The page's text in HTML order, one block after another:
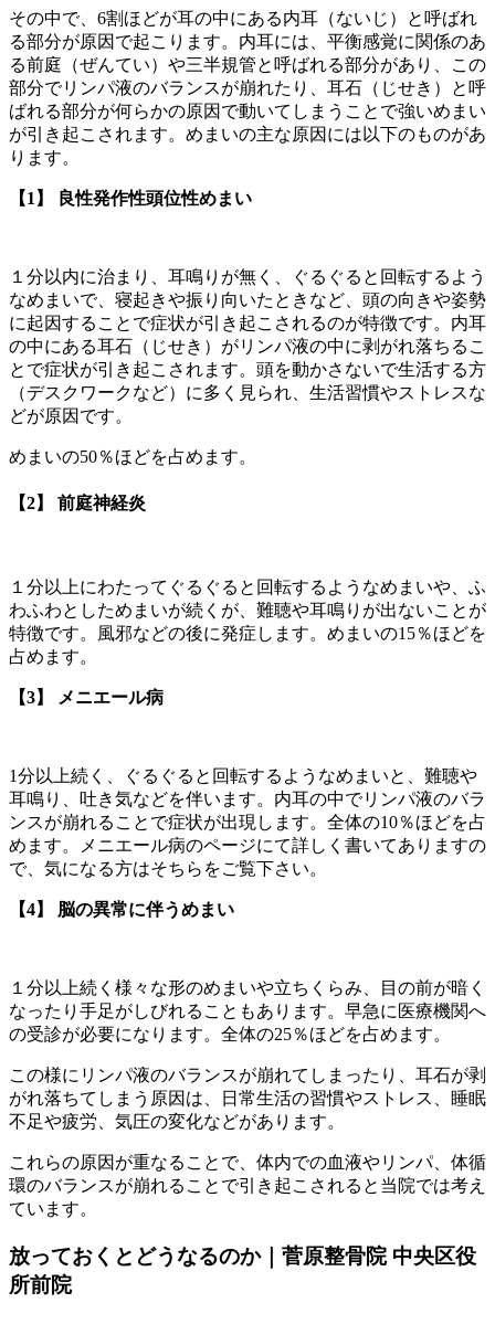
その中で、6割ほどが耳の中にある内耳（ないじ）と呼ばれ
る部分が原因で起こります。内耳には、平衡感覚に関係のあ
る前庭（ぜんてい）や三半規管と呼ばれる部分があり、この
部分でリンパ液のバランスが崩れたり、耳石（じせき）と呼
ばれる部分が何らかの原因で動いてしまうことで強いめまい
が引き起こされます。めまいの主な原因には以下のものがあ
ります。
【1】 良性発作性頭位性めまい
１分以内に治まり、耳鳴りが無く、ぐるぐると回転するよう
なめまいで、寝起きや振り向いたときなど、頭の向きや姿勢
に起因することで症状が引き起こされるのが特徴です。内耳
の中にある耳石（じせき）がリンパ液の中に剥がれ落ちるこ
とで症状が引き起こされます。頭を動かさないで生活する方
（デスクワークなど）に多く見られ、生活習慣やストレスな
どが原因です。
めまいの50％ほどを占めます。
【2】 前庭神経炎
１分以上にわたってぐるぐると回転するようなめまいや、ふ
わふわとしためまいが続くが、難聴や耳鳴りが出ないことが
特徴です。風邪などの後に発症します。めまいの15％ほどを
占めます。
【3】 メニエール病
1分以上続く、ぐるぐると回転するようなめまいと、難聴や
耳鳴り、吐き気などを伴います。内耳の中でリンパ液のバラ
ンスが崩れることで症状が出現します。全体の10％ほどを占
めます。メニエール病のページにて詳しく書いてありますの
で、気になる方はそちらをご覧下さい。
【4】 脳の異常に伴うめまい
１分以上続く様々な形のめまいや立ちくらみ、目の前が暗く
なったり手足がしびれることもあります。早急に医療機関へ
の受診が必要になります。全体の25％ほどを占めます。
この様にリンパ液のバランスが崩れてしまったり、耳石が剥
がれ落ちてしまう原因は、日常生活の習慣やストレス、睡眠
不足や疲労、気圧の変化などがあります。
これらの原因が重なることで、体内での血液やリンパ、体循
環のバランスが崩れることで引き起こされると当院では考え
ています。
放っておくとどうなるのか｜菅原整骨院 中央区役
所前院